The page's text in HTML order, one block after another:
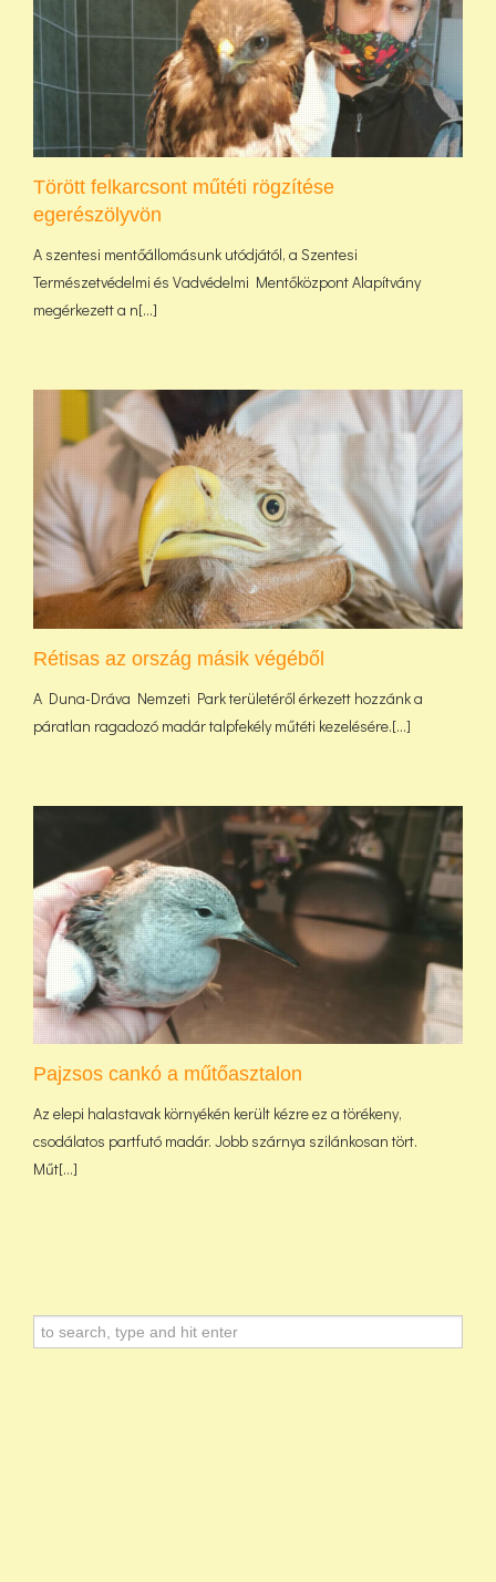
Törött felkarcsont műtéti rögzítése
egerészölyvön
A szentesi mentőállomásunk utódjától, a Szentesi
Természetvédelmi és Vadvédelmi Mentőközpont Alapítvány
megérkezett a n[...]
Rétisas az ország másik végéből
A Duna-Dráva Nemzeti Park területéről érkezett hozzánk a
páratlan ragadozó madár talpfekély műtéti kezelésére.[...]
Pajzsos cankó a műtőasztalon
Az elepi halastavak környékén került kézre ez a törékeny,
csodálatos partfutó madár. Jobb szárnya szilánkosan tört.
Műt[...]